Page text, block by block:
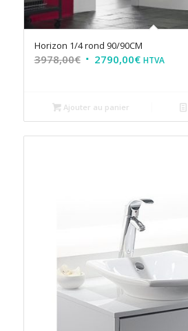
Horizon 1/4 rond 90/90CM
3978,00€ 2790,00€ HTVA
Ajouter au panier